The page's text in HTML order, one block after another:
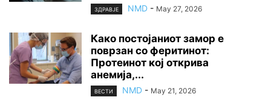
ЗДРАВЈЕ NMD - May 27, 2026
Како постојаниот замор е
поврзан со феритинот:
Протеинот кој открива
анемија,...
ВЕСТИ NMD - May 21, 2026